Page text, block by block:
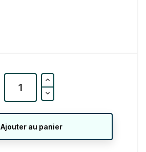
Ajouter au panier